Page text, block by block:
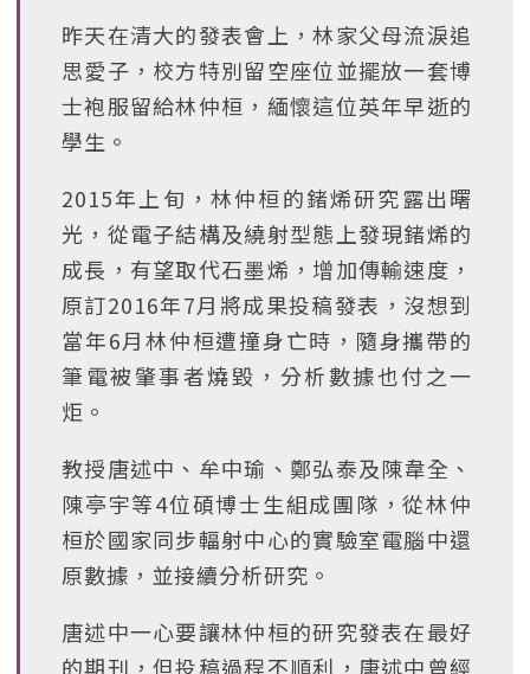
昨天在清大的發表會上，林家父母流淚追
思愛子，校方特別留空座位並擺放一套博
士袍服留給林仲桓，緬懷這位英年早逝的
學生。
2015年上旬，林仲桓的鍺烯研究露出曙
光，從電子結構及繞射型態上發現鍺烯的
成長，有望取代石墨烯，增加傳輸速度，
原訂2016年7月將成果投稿發表，沒想到
當年6月林仲桓遭撞身亡時，隨身攜帶的
筆電被肇事者燒毀，分析數據也付之一
炬。
教授唐述中、牟中瑜、鄭弘泰及陳韋全、
陳亭宇等4位碩博士生組成團隊，從林仲
桓於國家同步輻射中心的實驗室電腦中還
原數據，並接續分析研究。
唐述中一心要讓林仲桓的研究發表在最好
的期刊，但投稿過程不順利，唐述中曾經